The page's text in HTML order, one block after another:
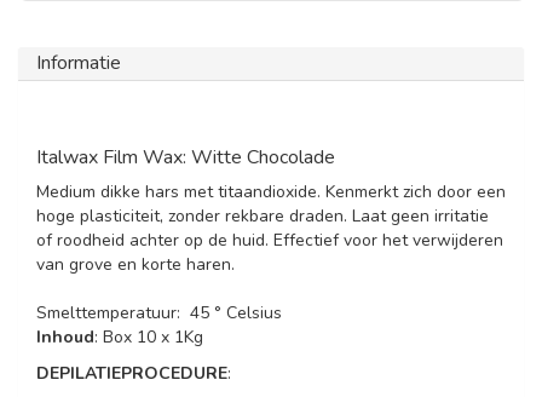
Informatie
Italwax Film Wax: Witte Chocolade
Medium dikke hars met titaandioxide. Kenmerkt zich door een
hoge plasticiteit, zonder rekbare draden. Laat geen irritatie
of roodheid achter op de huid. Effectief voor het verwijderen
van grove en korte haren.
Smelttemperatuur: 45 ° Celsius
Inhoud: Box 10 x 1Kg
DEPILATIEPROCEDURE: